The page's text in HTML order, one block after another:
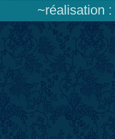
~réalisation